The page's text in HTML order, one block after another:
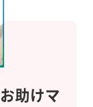
お助けマ